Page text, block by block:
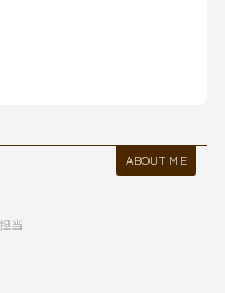
ABOUT ME
当